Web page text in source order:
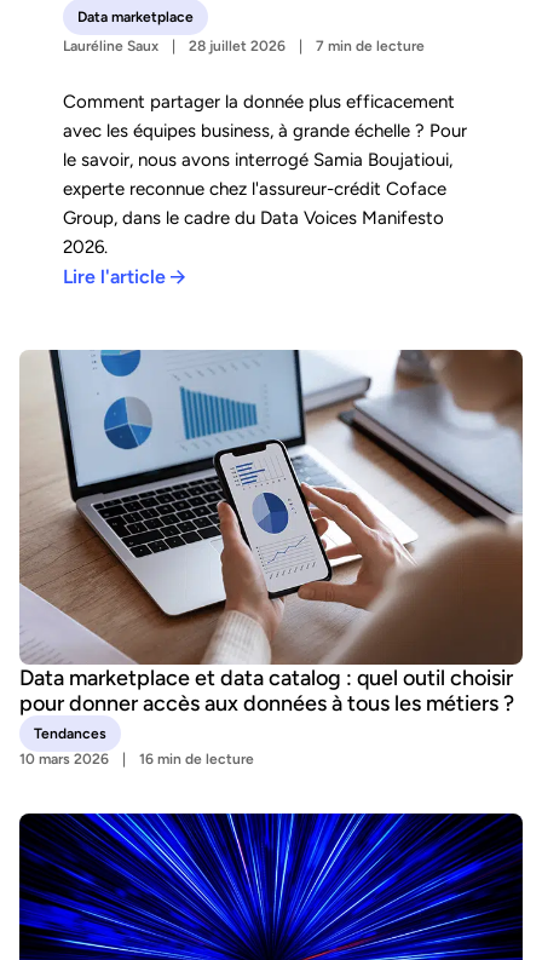
Data marketplace
Lauréline Saux
28 juillet 2026 7 min de lecture
Comment partager la donnée plus efficacement
avec les équipes business, à grande échelle ? Pour
le savoir, nous avons interrogé Samia Boujatioui,
experte reconnue chez l'assureur-crédit Coface
Group, dans le cadre du Data Voices Manifesto
2026.
Lire l'article
Data marketplace et data catalog : quel outil choisir
pour donner accès aux données à tous les métiers ?
Tendances
10 mars 2026
16 min de lecture